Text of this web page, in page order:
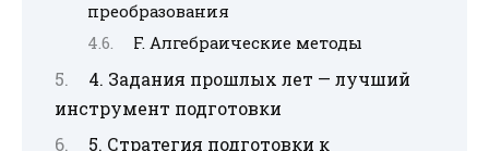
преобразования
F. Алгебраические методы
4. Задания прошлых лет — лучший
инструмент подготовки
5. Стратегия подготовки к